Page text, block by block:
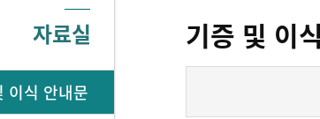
자료실
이식 안내문
기증 및 이